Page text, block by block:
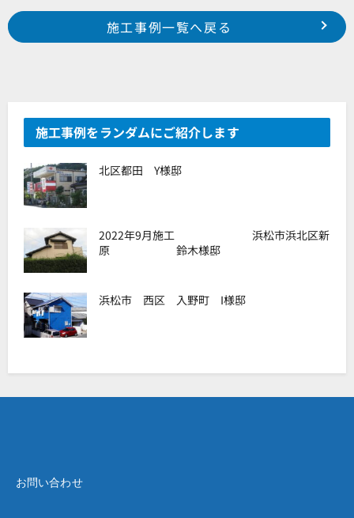
Prev 施工事例一覧へ戻る
施工事例をランダムにご紹介します
北区都田 Y様邸
2022年9月施工 浜松市浜北区新
原 鈴木様邸
浜松市 西区 入野町 I様邸
お問い合わせ